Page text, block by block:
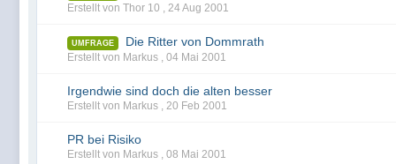
Erstellt von Thor 10 , 24 Aug 2001
UMFRAGE Die Ritter von Dommrath
Erstellt von Markus , 04 Mai 2001
Irgendwie sind doch die alten besser
Erstellt von Markus , 20 Feb 2001
PR bei Risiko
Erstellt von Markus , 08 Mai 2001